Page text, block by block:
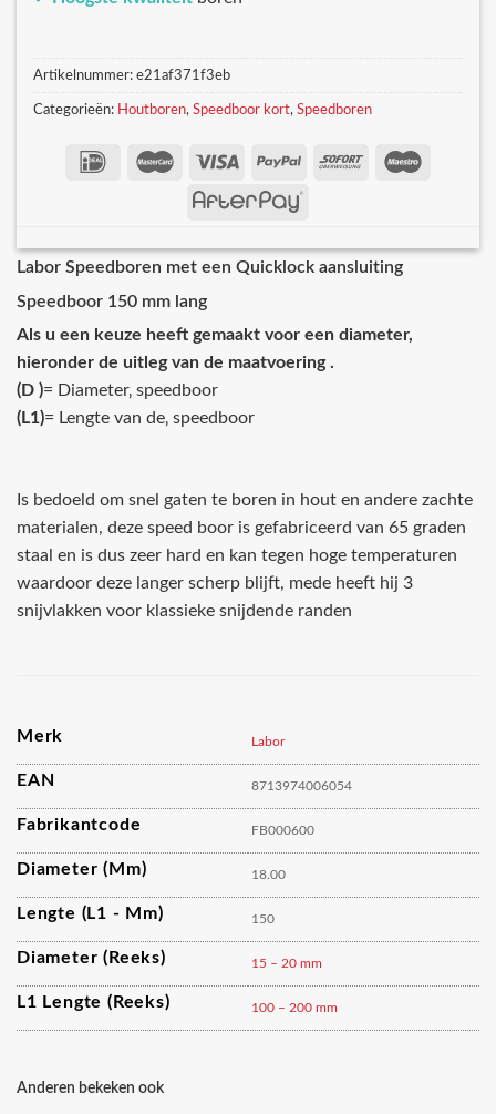
Artikelnummer: e21af371f3eb
Categorieën: Houtboren, Speedboor kort, Speedboren
Labor Speedboren met een Quicklock aansluiting
Speedboor 150 mm lang
Als u een keuze heeft gemaakt voor een diameter,
hieronder de uitleg van de maatvoering .
(D )= Diameter‚ speedboor
(L1)= Lengte van de‚ speedboor
Is bedoeld om snel gaten te boren in hout en andere zachte
materialen, deze speed boor is gefabriceerd van 65 graden
staal en is dus zeer hard en kan tegen hoge temperaturen
waardoor deze langer scherp blijft, mede heeft hij 3
snijvlakken voor klassieke snijdende randen
Merk Labor
EAN 8713974006054
Fabrikantcode FB000600
Diameter (mm) 18.00
Lengte (L1 - Mm) 150
Diameter (reeks) 15 – 20 mm
L1 Lengte (reeks) 100 – 200 mm
Anderen bekeken ook